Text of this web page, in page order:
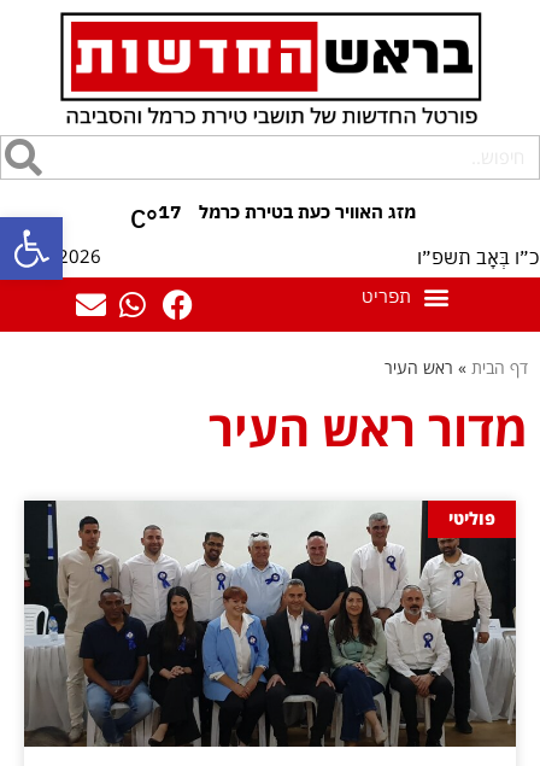
פתח 17
°C
כ״ו בְּאָב תשפ״ו 09/08/2026
דף הבית » ראש העיר
מדור ראש העיר
פוליטי